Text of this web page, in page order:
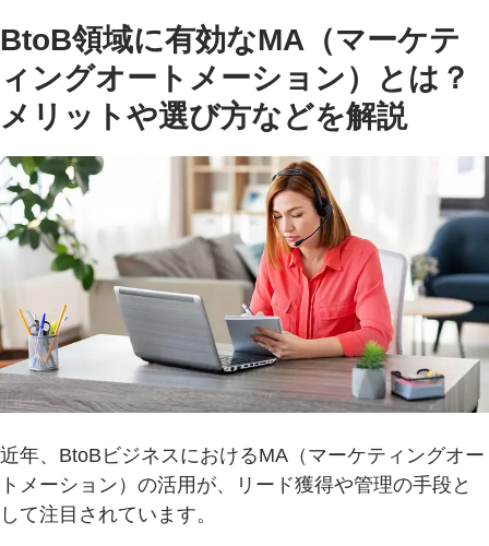
BtoB領域に有効なMA（マーケテ
ィングオートメーション）とは？
メリットや選び方などを解説
近年、BtoBビジネスにおけるMA（マーケティングオー
トメーション）の活用が、リード獲得や管理の手段と
して注目されています。